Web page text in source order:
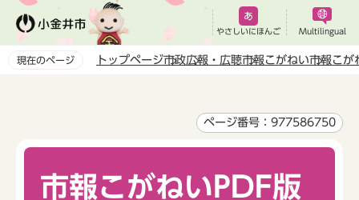
ペ
やさしいにほんご Multilingual
現在のページ トップページ市政広報・広聴市報こがねい市報こが
ページ番号：977586750
市報こがねいPDF版